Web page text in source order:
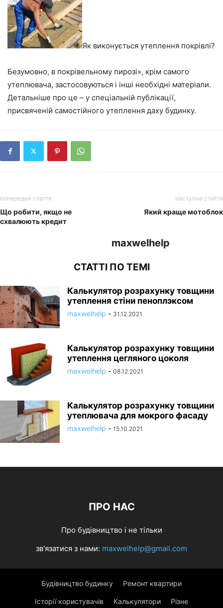
Як виконується утеплення покрівлі?
Безумовно, в покрівельному пирозі», крім самого
утеплювача, застосовуються і інші необхідні матеріали.
Детальніше про це – у спеціальній публікації,
присвяченій самостійного утеплення даху будинку.
попередня стаття
Що робити, якщо не
схвалюють кредит
наступна стаття
Який краще мотоблок
maxwelhelp
СТАТТІ ПО ТЕМІ
Калькулятор розрахунку товщини
утеплення стіни пеноплэксом
maxwelhelp - 31.12.2021
Калькулятор розрахунку товщини
утеплення цегляного цоколя
maxwelhelp - 08.12.2021
Калькулятор розрахунку товщини
утеплювача для мокрого фасаду
maxwelhelp - 15.10.2021
ПРО НАС
Про будівництво і не тільки
зв'язатися з нами: maxwelhelp@gmail.com
Будівництво будинку Ремонт квартири
Історії користувачів Калькулятори Різне